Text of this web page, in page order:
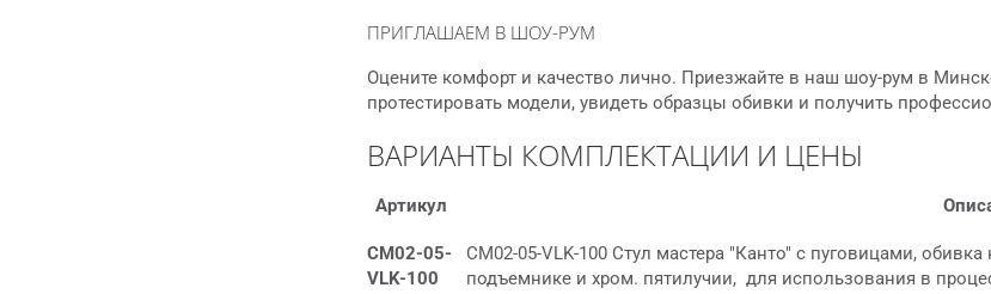
ПРИГЛАШАЕМ В ШОУ-РУМ
Оцените комфорт и качество лично. Приезжайте в наш шоу-рум в
протестировать модели, увидеть образцы обивки и получить
ВАРИАНТЫ КОМПЛЕКТАЦИИ И ЦЕНЫ
Артикул
СМ02-05-
VLK-100
СМ02-05-VLK-100 Стул мастера "Канто" с пуговицами,
подъемнике и хром. пятилучии, для использования в